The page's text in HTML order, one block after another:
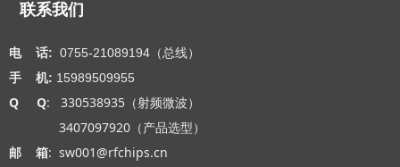
联系我们
电 话: 0755-21089194（总线）
手 机: 15989509955
Q Q: 330538935（射频微波）
3407097920（产品选型）
邮 箱: sw001@rfchips.cn